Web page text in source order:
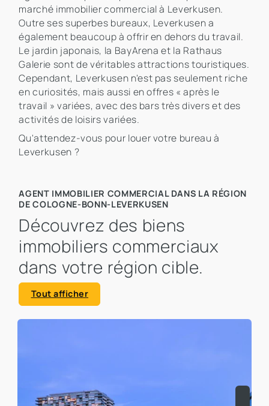
marché immobilier commercial à Leverkusen.
Outre ses superbes bureaux, Leverkusen a
également beaucoup à offrir en dehors du travail.
Le jardin japonais, la BayArena et la Rathaus
Galerie sont de véritables attractions touristiques.
Cependant, Leverkusen n'est pas seulement riche
en curiosités, mais aussi en offres « après le
travail » variées, avec des bars très divers et des
activités de loisirs variées.
Qu'attendez-vous pour louer votre bureau à
Leverkusen ?
AGENT IMMOBILIER COMMERCIAL DANS LA RÉGION
DE COLOGNE-BONN-LEVERKUSEN
Découvrez des biens
immobiliers commerciaux
dans votre région cible.
Tout afficher